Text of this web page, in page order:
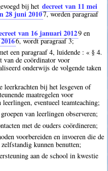
bij het decreet van 11 mei
28 juni 20107, worden paragraaf
van 16 januari 20129en
6, wordt paragraaf 3;
een paragraaf 4, luidende : « § 4.
de coördinator voor
onderwijs de volgende taken
leerkrachten bij het lesgeven of
maatregelen voor
eventueel teamteaching;
van leerlingen observeren;
met de ouders coördineren;
voorbereiden en invoeren die de
kunnen benutten;
aan de school in kwestie